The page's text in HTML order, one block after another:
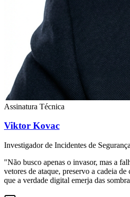
Assinatura Técnica
Viktor Kovac
Investigador de Incidentes de Segurança
"Não busco apenas o invasor, mas a
vetores de ataque, preservo a cadeia
que a verdade digital emerja das